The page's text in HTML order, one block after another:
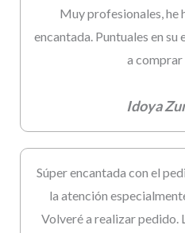
Muy profesionales, he
encantada. Puntuales en
a comprar
Idoya
Súper encantada con el
la atención
Volveré a realizar pedido.